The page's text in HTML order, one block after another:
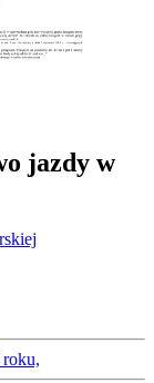
jazdy w
roku,